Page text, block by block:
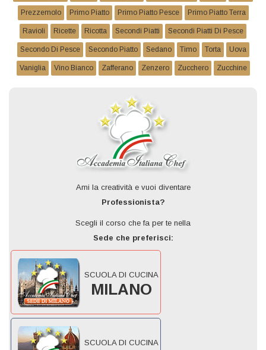
Prezzemolo Primo Piatto Primo Piatto Pesce Primo Piatto Terra
Ravioli Ricette Ricotta Secondi Piatti Secondi Piatti Di Pesce
Secondo Di Pesce Secondo Piatto Sedano Timo Torta Uova
Vaniglia Vino Bianco Zafferano Zenzero Zucchero Zucchine
Ami la creatività e vuoi diventare
Professionista?
Scegli il corso che fa per te nella
Sede che preferisci:
SCUOLA DI CUCINA
MILANO
SCUOLA DI CUCINA